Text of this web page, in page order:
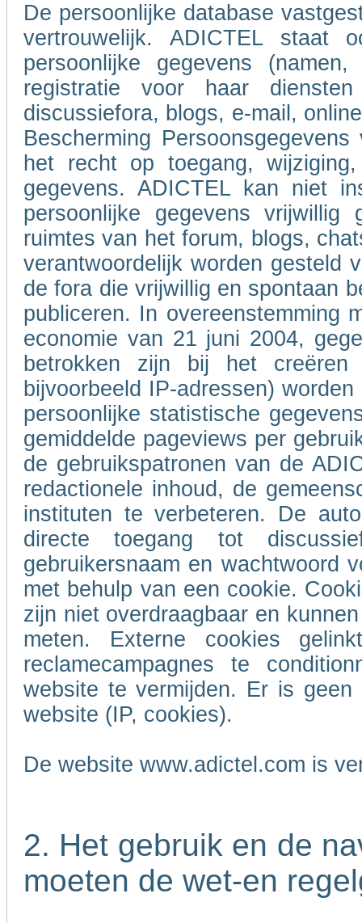
De persoonlijke database
vertrouwelijk. ADICTEL staat
persoonlijke gegevens
registratie voor haar
discussiefora, blogs, e-mail,
Bescherming
het recht op toegang,
gegevens. ADICTEL kan niet
persoonlijke gegevens
ruimtes van het forum, blogs,
verantwoordelijk worden gesteld
de fora die vrijwillig en spontaan
publiceren. In overeenstemming
economie van 21 juni 2004,
betrokken zijn bij het
bijvoorbeeld IP-adressen)
persoonlijke statistische
gemiddelde pageviews per
de gebruikspatronen van de
redactionele inhoud, de
instituten te verbeteren. De
directe toegang tot
gebruikersnaam en wachtwoord
met behulp van een cookie.
zijn niet overdraagbaar en
meten. Externe cookies
reclamecampagnes te
website te vermijden. Er is geen
website (IP, cookies).
De website www.adictel.com is
2. Het gebruik en de
moeten de wet-en